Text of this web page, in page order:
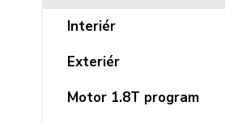
Interiér
Exteriér
Motor 1.8T program